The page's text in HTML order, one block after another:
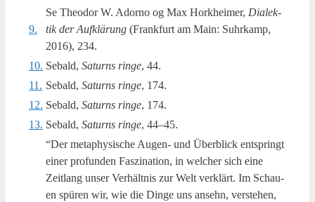
9.
Se Theo­dor W. Ador­no og Max Hor­k­hei­mer, Dia­lek­
tik der Auf­klärung (Frank­furt am Main: Suhr­kamp,
2016), 234.
10. Sebald, Saturns rin­ge, 44.
11. Sebald, Saturns rin­ge, 174.
12. Sebald, Saturns rin­ge, 174.
13. Sebald, Saturns rin­ge, 44–45.
“Der metap­hy­si­s­che Augen- und Über­bli­ck ents­pringt
einer pro­fun­den Faszi­na­tion, in wel­cher sich eine
Zeit­lang unser Ver­hält­nis zur Welt ver­klärt. Im Schau­
en spüren wir, wie die Din­ge uns anse­hn, ver­ste­hen,